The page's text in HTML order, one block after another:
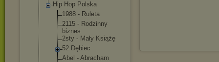
Hip Hop Polska
1988 - Ruleta
2115 - Rodzinny
biznes
2sty - Mały Książę
52 Dębiec
Abel - Abracham